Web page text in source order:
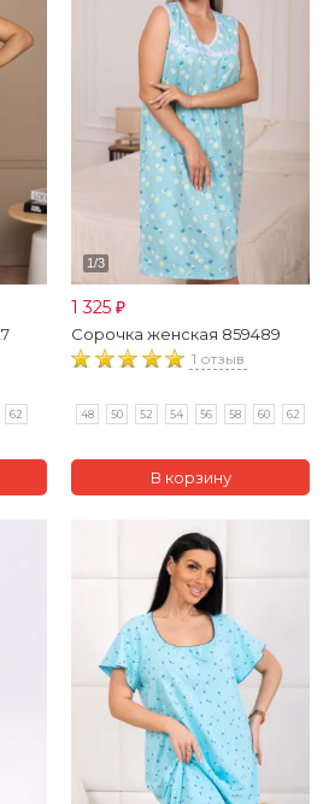
62
1 325 ₽
Сорочка женская 859489
1 отзыв
48 50 52 54 56 58 60 62